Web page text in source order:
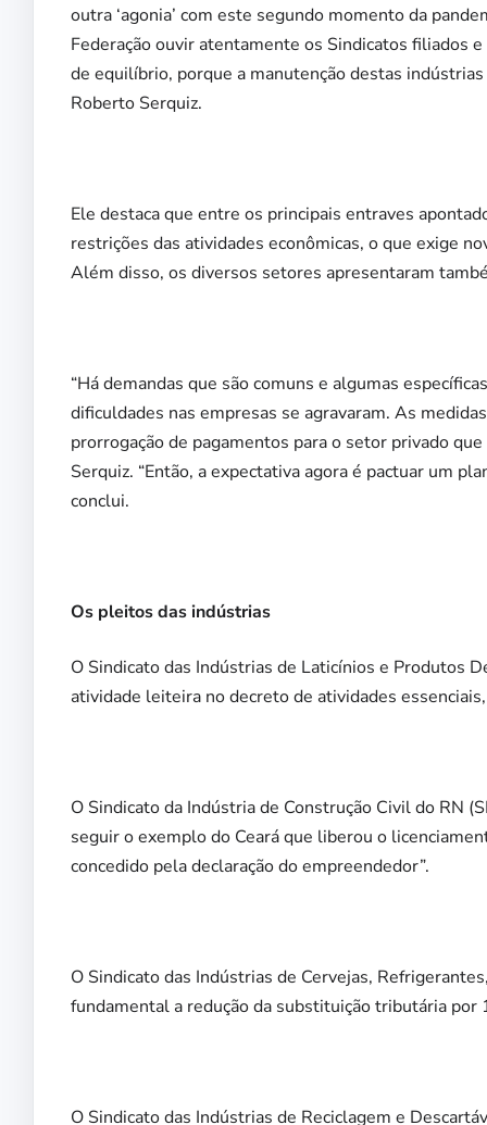
outra ‘agonia’ com este segundo momento da
Federação ouvir atentamente os Sindicatos filiados
de equilíbrio, porque a manutenção destas
Roberto Serquiz.
Ele destaca que entre os principais entraves
restrições das atividades econômicas, o que exige
Além disso, os diversos setores apresentaram
“Há demandas que são comuns e algumas
dificuldades nas empresas se agravaram. As
prorrogação de pagamentos para o setor privado
Serquiz. “Então, a expectativa agora é pactuar um
conclui.
Os pleitos das indústrias
O Sindicato das Indústrias de Laticínios e Produtos
atividade leiteira no decreto de atividades
O Sindicato da Indústria de Construção Civil do RN
seguir o exemplo do Ceará que liberou o
concedido pela declaração do empreendedor”.
O Sindicato das Indústrias de Cervejas,
fundamental a redução da substituição tributária por
O Sindicato das Indústrias de Reciclagem e